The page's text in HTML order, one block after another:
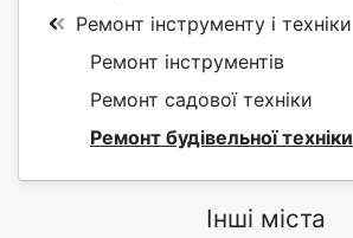
Ремонт інструменту і техніки
Ремонт інструментів
Ремонт садової техніки
Ремонт будівельної техніки
Інші міста